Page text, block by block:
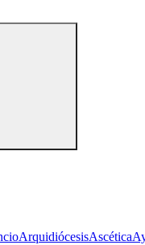
ArquidiócesisAscética